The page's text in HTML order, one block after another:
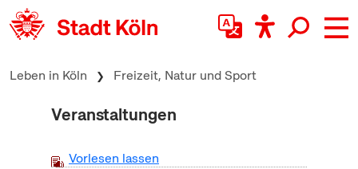
zum Inhalt springen
Leben in Köln Freizeit, Natur und Sport
Veranstaltungen
Vorlesen lassen